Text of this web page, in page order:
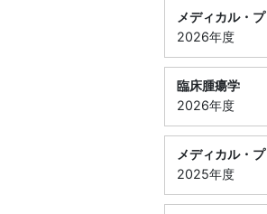
メディカル・
2026年度
臨床腫瘍学
2026年度
メディカル・
2025年度